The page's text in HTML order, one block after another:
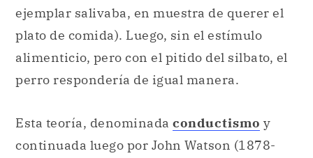
ejemplar salivaba, en muestra de querer el
plato de comida). Luego, sin el estímulo
alimenticio, pero con el pitido del silbato, el
perro respondería de igual manera.
Esta teoría, denominada conductismo y
continuada luego por John Watson (1878-